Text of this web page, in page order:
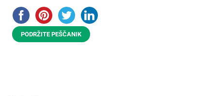
PODRŽITE PEŠČANIK